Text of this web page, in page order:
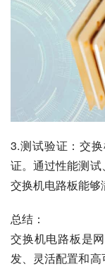
3.测试验证：交
证。通过性能测
交换机电路板能够
总结：
交换机电路板是
发、灵活配置和